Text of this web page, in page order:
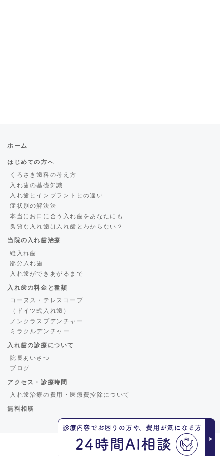
ホーム
はじめての方へ
くろさき歯科の考え方
入れ歯の基礎知識
入れ歯とインプラントとの違い
症状別の解決法
本当にお口に合う入れ歯をあなたにも
良質な入れ歯は入れ歯とわからない？
当院の入れ歯治療
総入れ歯
部分入れ歯
入れ歯ができあがるまで
入れ歯の料金と種類
コーヌス・テレスコープ
（ドイツ式入れ歯）
ノンクラスプデンチャー
ミラクルデンチャー
入れ歯の診療について
院長あいさつ
ブログ
アクセス・診療時間
入れ歯治療の費用・医療費控除について
無料相談
くろさき歯科